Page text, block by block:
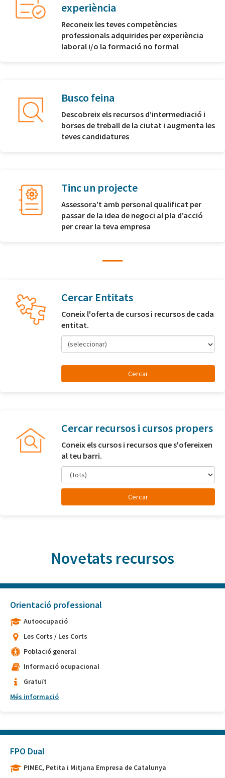
experiència
Reconeix les teves competències
professionals adquirides per experiència
laboral i/o la formació no formal
Busco feina
Descobreix els recursos d’intermediació i
borses de treball de la ciutat i augmenta les
teves candidatures
Tinc un projecte
Assessora’t amb personal qualificat per
passar de la idea de negoci al pla d’acció
per crear la teva empresa
Cercar Entitats
Coneix l'oferta de cursos i recursos de cada
entitat.
(seleccionar)
Cercar recursos i cursos propers
Coneix els cursos i recursos que s'ofereixen
al teu barri.
Novetats recursos
Orientació professional
Autoocupació
Les Corts / Les Corts
Població general
Informació ocupacional
Gratuït
Més informació
FPO Dual
PIMEC, Petita i Mitjana Empresa de Catalunya